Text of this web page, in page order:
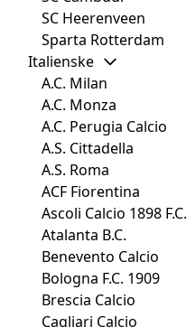
SC Heerenveen
Sparta Rotterdam
Italienske
A.C. Milan
A.C. Monza
A.C. Perugia Calcio
A.S. Cittadella
A.S. Roma
ACF Fiorentina
Ascoli Calcio 1898 F.C.
Atalanta B.C.
Benevento Calcio
Bologna F.C. 1909
Brescia Calcio
Cagliari Calcio